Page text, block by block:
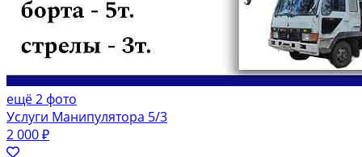
ещё 2 фото
Услуги Манипулятора 5/3
2 000 ₽